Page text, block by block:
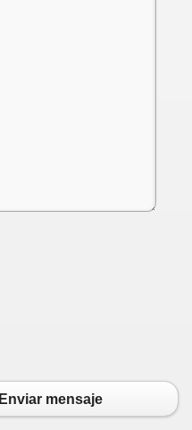
Enviar mensaje